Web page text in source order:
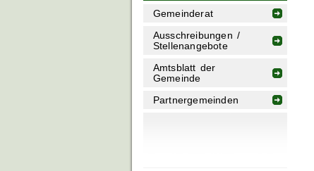
Gemeinderat
Ausschreibungen /
Stellenangebote
Amtsblatt der
Gemeinde
Partnergemeinden